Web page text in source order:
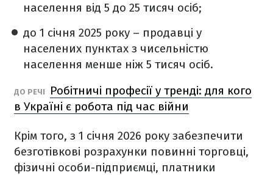
населення від 5 до 25 тисяч осіб;
до 1 січня 2025 року – продавці у
населених пунктах з чисельністю
населення менше ніж 5 тисяч осіб.
ДО РЕЧІ
Робітничі професії у тренді: для кого
в Україні є робота під час війни
Крім того, з 1 січня 2026 року забезпечити
безготівкові розрахунки повинні торговці,
фізичні особи-підприємці, платники